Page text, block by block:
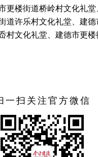
更楼街道桥岭村文化礼
道许乐村文化礼堂、建
村文化礼堂、建德市更
一扫关注官方微信